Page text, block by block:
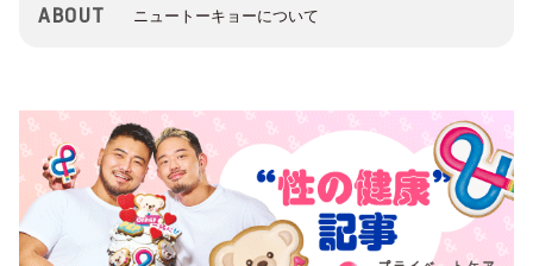
ABOUT ニュートーキョーについて